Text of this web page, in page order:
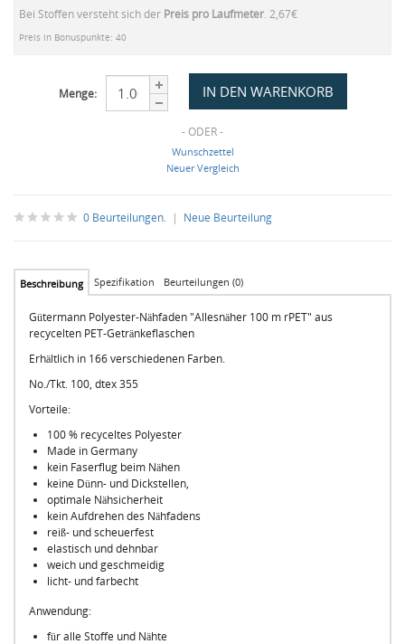
Bei Stoffen versteht sich der Preis pro Laufmeter. 2,67€
Preis in Bonuspunkte: 40
Menge:
- ODER -
Wunschzettel
Neuer Vergleich
0 Beurteilungen. | Neue Beurteilung
Beschreibung Spezifikation Beurteilungen (0)
Gütermann Polyester-Nähfaden "Allesnäher 100 m rPET" aus
recycelten PET-Getränkeflaschen
Erhältlich in 166 verschiedenen Farben.
No./Tkt. 100, dtex355
Vorteile:
100 % recyceltes Polyester
Made in Germany
kein Faserflug beim Nähen
keine Dünn- und Dickstellen,
optimale Nähsicherheit
kein Aufdrehen des Nähfadens
reiß- und scheuerfest
elastisch und dehnbar
weich und geschmeidig
licht- und farbecht
Anwendung:
für alle Stoffe und Nähte